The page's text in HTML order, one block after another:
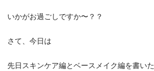
いかがお過ごしですか〜？？
さて、今日は
先日スキンケア編とベースメイク編を書いた